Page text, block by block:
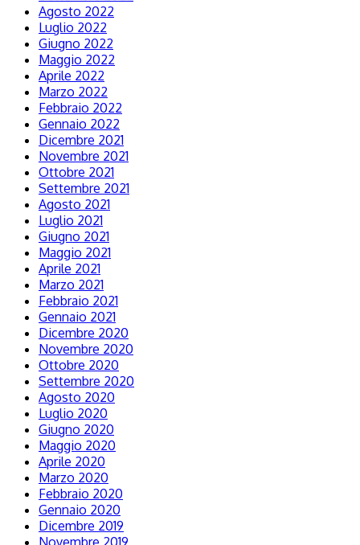
Agosto 2022
Luglio 2022
Giugno 2022
Maggio 2022
Aprile 2022
Marzo 2022
Febbraio 2022
Gennaio 2022
Dicembre 2021
Novembre 2021
Ottobre 2021
Settembre 2021
Agosto 2021
Luglio 2021
Giugno 2021
Maggio 2021
Aprile 2021
Marzo 2021
Febbraio 2021
Gennaio 2021
Dicembre 2020
Novembre 2020
Ottobre 2020
Settembre 2020
Agosto 2020
Luglio 2020
Giugno 2020
Maggio 2020
Aprile 2020
Marzo 2020
Febbraio 2020
Gennaio 2020
Dicembre 2019